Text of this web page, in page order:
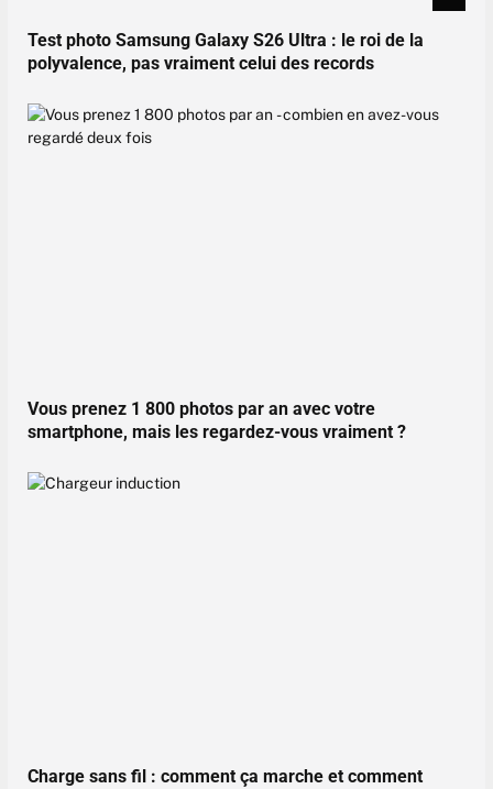
Test photo Samsung Galaxy S26 Ultra : le roi de la
polyvalence, pas vraiment celui des records
Vous prenez 1 800 photos par an avec votre
smartphone, mais les regardez-vous vraiment ?
Charge sans fil : comment ça marche et comment